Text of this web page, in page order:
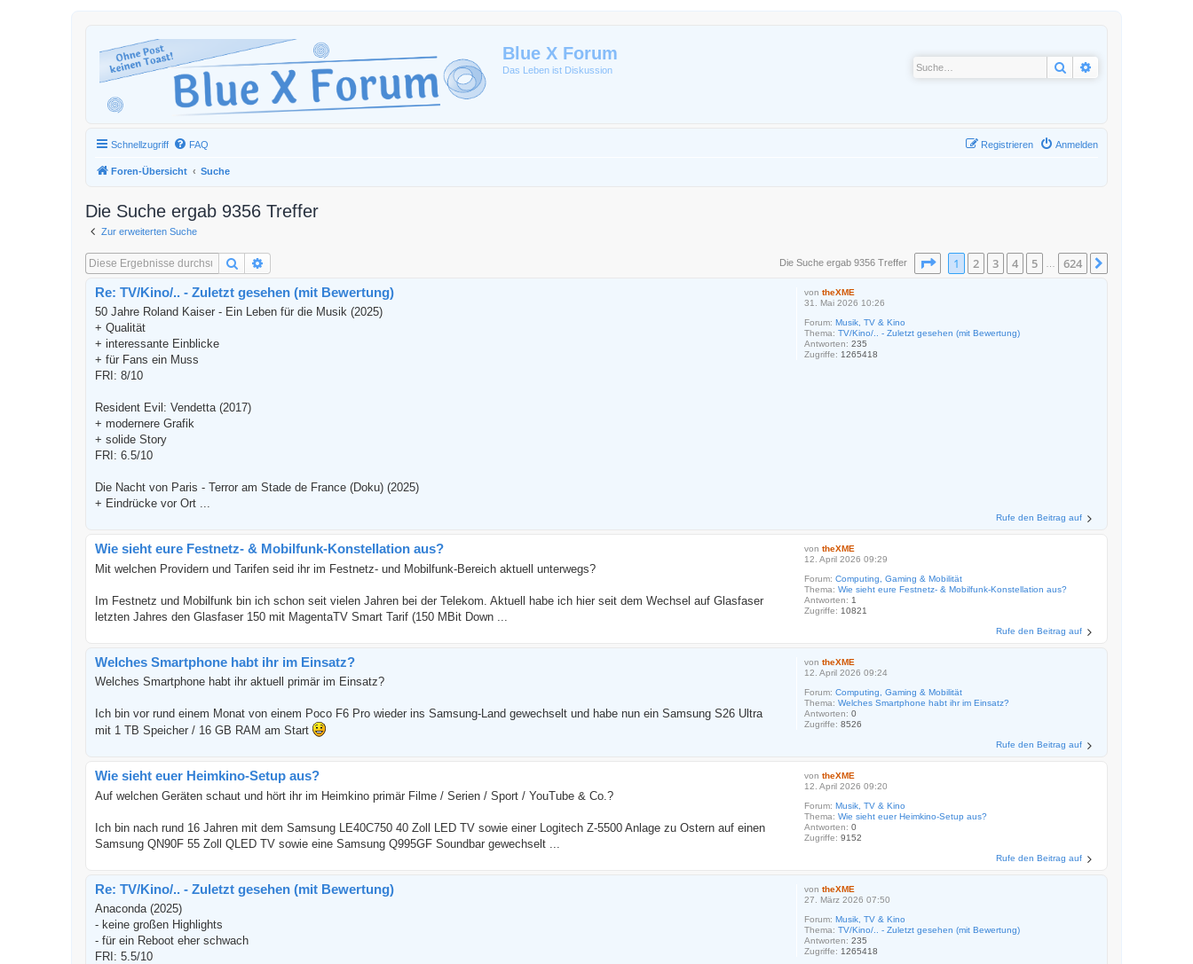
Blue X Forum
Das Leben ist Diskussion Suche
Schnellzugriff FAQ Anmelden
Registrieren
Foren-Übersicht Suche
Die Suche ergab 9356 Treffer
Zur erweiterten Suche
Suche Die Suche ergab 9356 Treffer Seite von624
1 2 3 4 5 624
von theXME
31. Mai 2026 10:26
Forum: Musik, TV & Kino
Thema: TV/Kino/.. - Zuletzt gesehen (mit Bewertung)
Antworten: 235
Zugriffe: 1265418
Re: TV/Kino/.. - Zuletzt gesehen (mit Bewertung)
50 Jahre Roland Kaiser - Ein Leben für die Musik (2025)
+ Qualität
+ interessante Einblicke
+ für Fans ein Muss
FRI: 8/10
Resident Evil: Vendetta (2017)
+ modernere Grafik
+ solide Story
FRI: 6.5/10
Die Nacht von Paris - Terror am Stade de France (Doku) (2025)
+ Eindrücke vor Ort ...
Rufe den Beitrag auf
von theXME
12. April 2026 09:29
Forum: Computing, Gaming & Mobilität
Thema: Wie sieht eure Festnetz- & Mobilfunk-Konstellation aus?
Antworten: 1
Zugriffe: 10821
Wie sieht eure Festnetz- & Mobilfunk-Konstellation aus?
Mit welchen Providern und Tarifen seid ihr im Festnetz- und Mobilfunk-Bereich aktuell unterwegs?
Im Festnetz und Mobilfunk bin ich schon seit vielen Jahren bei der Telekom. Aktuell habe ich hier seit dem Wechsel auf Glasfaser
letzten Jahres den Glasfaser 150 mit MagentaTV Smart Tarif (150 MBit Down ...
Rufe den Beitrag auf
von theXME
12. April 2026 09:24
Forum: Computing, Gaming & Mobilität
Thema: Welches Smartphone habt ihr im Einsatz?
Antworten: 0
Zugriffe: 8526
Welches Smartphone habt ihr im Einsatz?
Welches Smartphone habt ihr aktuell primär im Einsatz?
Ich bin vor rund einem Monat von einem Poco F6 Pro wieder ins Samsung-Land gewechselt und habe nun ein Samsung S26 Ultra
mit 1 TB Speicher / 16 GB RAM am Start
Rufe den Beitrag auf
von theXME
12. April 2026 09:20
Forum: Musik, TV & Kino
Thema: Wie sieht euer Heimkino-Setup aus?
Antworten: 0
Zugriffe: 9152
Wie sieht euer Heimkino-Setup aus?
Auf welchen Geräten schaut und hört ihr im Heimkino primär Filme / Serien / Sport / YouTube & Co.?
Ich bin nach rund 16 Jahren mit dem Samsung LE40C750 40 Zoll LED TV sowie einer Logitech Z-5500 Anlage zu Ostern auf einen
Samsung QN90F 55 Zoll QLED TV sowie eine Samsung Q995GF Soundbar gewechselt ...
Rufe den Beitrag auf
von theXME
27. März 2026 07:50
Forum: Musik, TV & Kino
Thema: TV/Kino/.. - Zuletzt gesehen (mit Bewertung)
Antworten: 235
Zugriffe: 1265418
Re: TV/Kino/.. - Zuletzt gesehen (mit Bewertung)
Anaconda (2025)
- keine großen Highlights
- für ein Reboot eher schwach
FRI: 5.5/10